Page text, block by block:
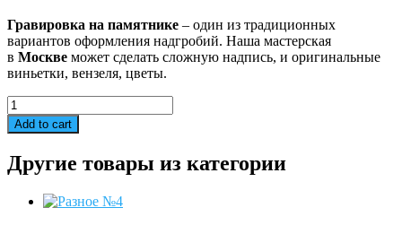
Гравировка на памятнике – один из традиционных
вариантов оформления надгробий. Наша мастерская
в Москве может сделать сложную надпись, и оригинальные
виньетки, вензеля, цветы.
Церкви
№44
quantity
Add to cart
Другие товары из категории